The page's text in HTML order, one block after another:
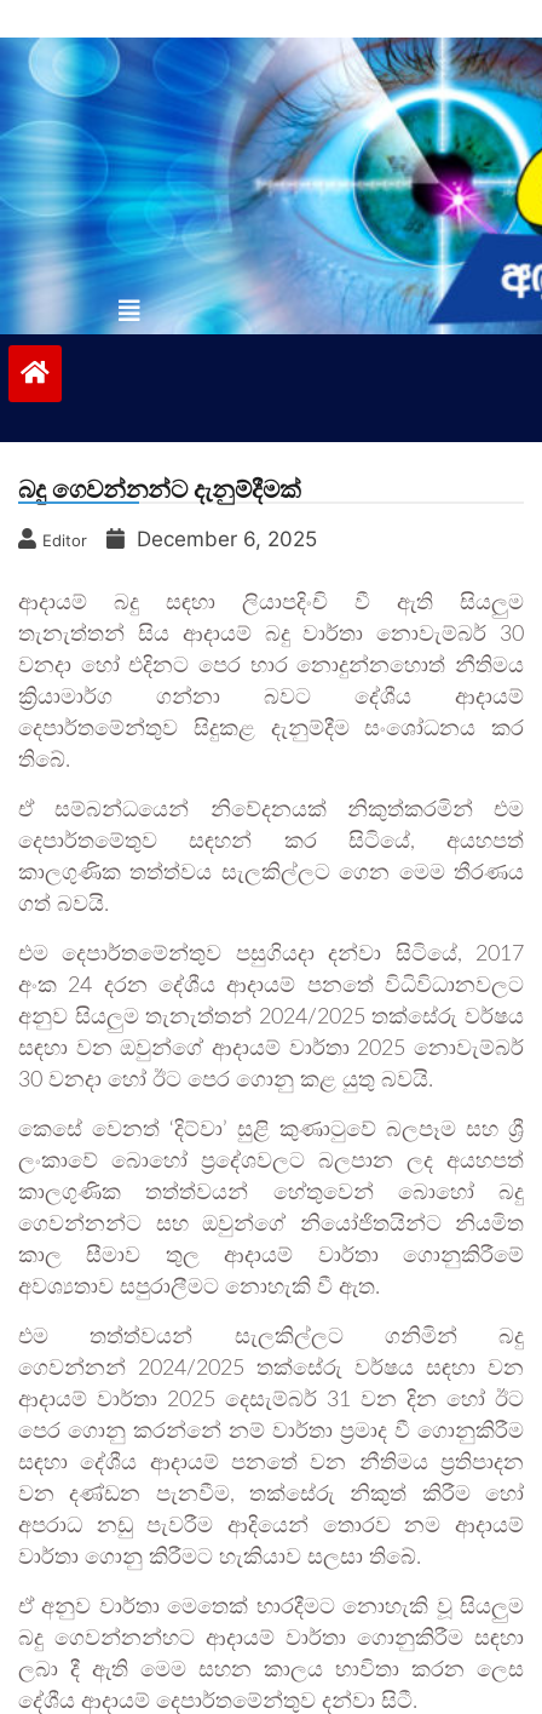
to
contentvinivida.lk
බදු ගෙවන්නන්ට දැනුම්දීමක්
Editor December 6, 2025
ආදායම් බදු සඳහා ලියාපදිංචි වී ඇති සියලුම
තැනැත්තන් සිය ආදායම් බදු වාර්තා නොවැම්බර් 30
වනදා හෝ එදිනට පෙර භාර නොදුන්නහොත් නීතිමය
ක්‍රියාමාර්ග ගන්නා බවට දේශීය ආදායම්
දෙපාර්තමේන්තුව සිදුකළ දැනුම්දීම සංශෝධනය කර
තිබේ.
ඒ සම්බන්ධයෙන් නිවේදනයක් නිකුත්කරමින් එම
දෙපාර්තමේතුව සඳහන් කර සිටියේ, අයහපත්
කාලගුණික තත්ත්වය සැලකිල්ලට ගෙන මෙම තීරණය
ගත් බවයි.
එම දෙපාර්තමේන්තුව පසුගියදා දන්වා සිටියේ, 2017
අංක 24 දරන දේශීය ආදායම් පනතේ විධිවිධානවලට
අනුව සියලුම තැනැත්තන් 2024/2025 තක්සේරු වර්ෂය
සඳහා වන ඔවුන්ගේ ආදායම් වාර්තා 2025 නොවැම්බර්
30 වනදා හෝ ඊට පෙර ගොනු කළ යුතු බවයි.
කෙසේ වෙනත් ‘දිට්වා’ සුළි කුණාටුවේ බලපෑම සහ ශ්‍රී
ලංකාවේ බොහෝ ප්‍රදේශවලට බලපාන ලද අයහපත්
කාලගුණික තත්ත්වයන් හේතුවෙන් බොහෝ බදු
ගෙවන්නන්ට සහ ඔවුන්ගේ නියෝජිතයින්ට නියමිත
කාල සීමාව තුල ආදායම් වාර්තා ගොනුකිරීමේ
අවශ්‍යතාව සපුරාලීමට නොහැකි වී ඇත.
එම තත්ත්වයන් සැලකිල්ලට ගනිමින් බදු
ගෙවන්නන් 2024/2025 තක්සේරු වර්ෂය සඳහා වන
ආදායම් වාර්තා 2025 දෙසැම්බර් 31 වන දින හෝ ඊට
පෙර ගොනු කරන්නේ නම් වාර්තා ප්‍රමාද වී ගොනුකිරීම
සඳහා දේශීය ආදායම් පනතේ වන නීතිමය ප්‍රතිපාදන
වන දණ්ඩන පැනවීම, තක්සේරු නිකුත් කිරීම හෝ
අපරාධ නඩු පැවරීම ආදියෙන් තොරව නම ආදායම්
වාර්තා ගොනු කිරීමට හැකියාව සලසා තිබේ.
ඒ අනුව වාර්තා මෙතෙක් භාරදීමට නොහැකි වූ සියලුම
බදු ගෙවන්නන්හට ආදායම් වාර්තා ගොනුකිරීම සඳහා
ලබා දී ඇති මෙම සහන කාලය භාවිතා කරන ලෙස
දේශීය ආදායම් දෙපාර්තමේන්තුව දන්වා සිටී.